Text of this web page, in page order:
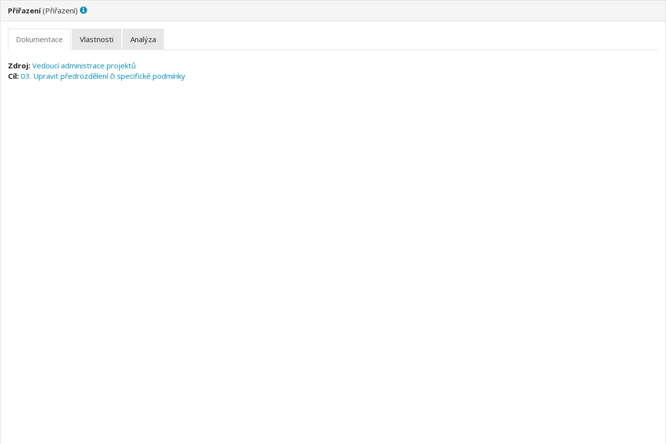
( )
Vedoucí administrace projektů
03. Upravit předrozdělení či specifické podmínky